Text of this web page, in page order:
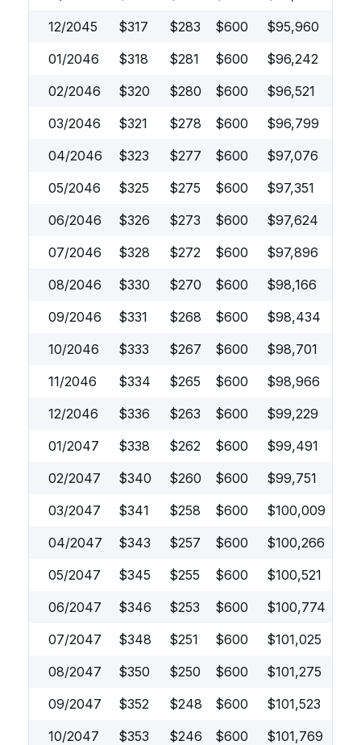
12/2045
$317 $283 $600 $95,960
01/2046
$318 $281 $600 $96,242
02/2046
$320 $280 $600 $96,521
03/2046
$321 $278 $600 $96,799
04/2046
$323 $277 $600 $97,076
05/2046
$325 $275 $600 $97,351
06/2046
$326 $273 $600 $97,624
07/2046
$328 $272 $600 $97,896
08/2046
$330 $270 $600 $98,166
09/2046
$331 $268 $600 $98,434
10/2046
$333 $267 $600 $98,701
11/2046
$334 $265 $600 $98,966
12/2046
$336 $263 $600 $99,229
01/2047
$338 $262 $600 $99,491
02/2047
$340 $260 $600 $99,751
03/2047
$341 $258 $600 $100,009
04/2047
$343 $257 $600 $100,266
05/2047
$345 $255 $600 $100,521
06/2047
$346 $253 $600 $100,774
07/2047
$348 $251 $600 $101,025
08/2047
$350 $250 $600 $101,275
09/2047
$352 $248 $600 $101,523
10/2047
$353 $246 $600 $101,769